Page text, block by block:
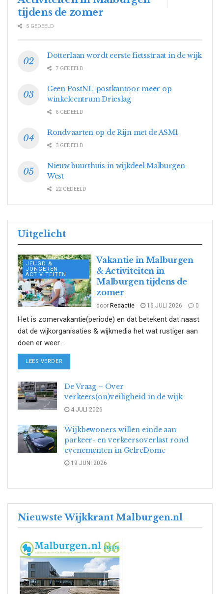
tijdens de zomer
5 GEDEELD
Dotterlaan wordt eerste fietsstraat in de wijk
7 GEDEELD
Geen PostNL-postkantoor meer op
winkelcentrum Drieslag
6 GEDEELD
Rondvaarten op de Rijn met de ASM1
3 GEDEELD
Nieuw buurthuis in wijkdeel Malburgen
West
22 GEDEELD
Uitgelicht
JEUGD &
JONGEREN
ACTIVITEITEN
Vakantie in Malburgen
& Activiteiten in
Malburgen tijdens de
zomer
door Redactie 16 JULI 2026 0
Het is zomervakantie(periode) en dat betekent dat naast
dat de wijkorganisaties & wijkmedia het wat rustiger aan
doen er weer...
LEES VERDER
De Vraag – Over
verkeers(on)veiligheid in de wijk
4 JULI 2026
Wijkbewoners willen einde aan
parkeer- en verkeersoverlast rond
evenementen in GelreDome
19 JUNI 2026
Nieuwste Wijkkrant Malburgen.nl